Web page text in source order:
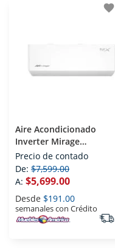
favorite
Aire Acondicionado
Inverter Mirage
SETCDF120F 1 Tonelada
115 V Solo Frio
Precio de contado
De: $7,599.00
A: $5,699.00
Desde $191.00
semanales con Crédito